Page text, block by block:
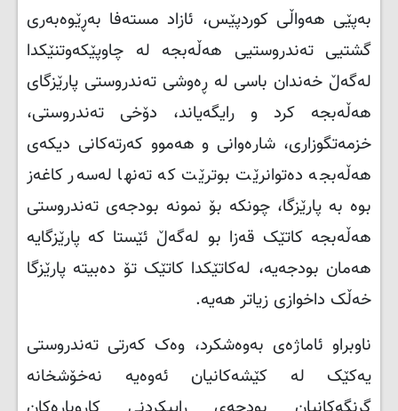
بەپێی هەواڵی کوردپێس، ئازاد مستەفا بەڕێوەبەری
گشتیی تەندروستیی هەڵەبجە له‌ چاوپێكه‌وتنێكدا
له‌گه‌ڵ خه‌ندان باسی لە ڕەوشی تەندروستی پارێزگای
هەڵەبجە کرد و رایگه‌یاند، دۆخی تەندروستی،
خزمەتگوزاری، شارەوانی و هەموو کەرتەکانی دیکەی
هەڵەبجە دەتوانرێت بوترێت کە تەنها لەسەر کاغەز
بوە بە پارێزگا، چونکە بۆ نمونە بودجەی تەندروستی
هەڵەبجە کاتێک قەزا بو لەگەڵ ئێستا کە پارێزگایە
هەمان بودجەیە، لەکاتێکدا کاتێک تۆ دەبیتە پارێزگا
خەڵک داخوازی زیاتر هەیە.
ناوبراو ئاماژەی بەوەشکرد، وەک کەرتی تەندروستی
یەکێک لە کێشەکانیان ئەوەیە نەخۆشخانە